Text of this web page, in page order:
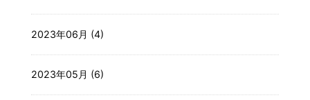
2023年06月 (4)
2023年05月 (6)